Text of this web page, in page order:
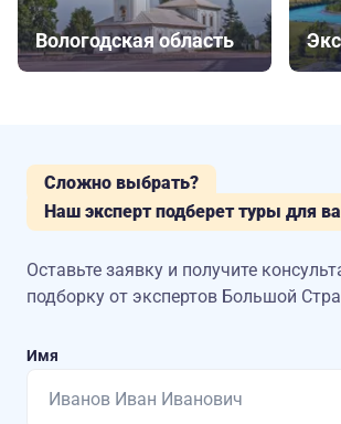
Вологодская область
Сложно выбрать?
Наш эксперт подберет туры для
Оставьте заявку и получите
подборку от экспертов Большой
Имя